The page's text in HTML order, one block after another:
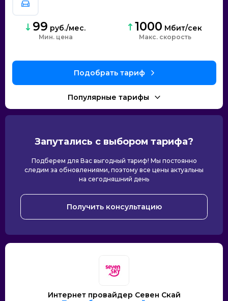
99 руб./мес.
Мин. цена
1000 Мбит/сек
скорость
Запутались с выбором тарифа?
Подберем для Вас выгодный тариф! Мы постоянно
следим за обновлениями, поэтому все цены актуальны
на сегодняшний день
Получить консультацию
Интернет провайдер Севен Скай